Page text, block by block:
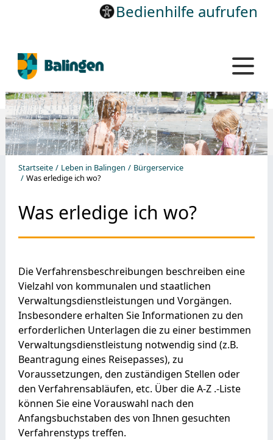
Bedienhilfe aufrufen
Startseite Leben in Balingen
Bürgerservice
Was erledige ich wo?
Was erledige ich wo?
Die Verfahrensbeschreibungen beschreiben eine
Vielzahl von kommunalen und staatlichen
Verwaltungsdienstleistungen und Vorgängen.
Insbesondere erhalten Sie Informationen zu den
erforderlichen Unterlagen die zu einer bestimmen
Verwaltungsdienstleistung notwendig sind (z.B.
Beantragung eines Reisepasses), zu
Voraussetzungen, den zuständigen Stellen oder
den Verfahrensabläufen, etc. Über die A-Z .-Liste
können Sie eine Vorauswahl nach den
Anfangsbuchstaben des von Ihnen gesuchten
Verfahrenstyps treffen.